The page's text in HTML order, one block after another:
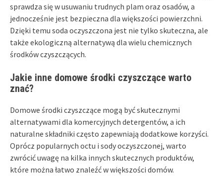
sprawdza się w usuwaniu trudnych plam oraz osadów, a
jednocześnie jest bezpieczna dla większości powierzchni.
Dzięki temu soda oczyszczona jest nie tylko skuteczna, ale
także ekologiczną alternatywą dla wielu chemicznych
środków czyszczących.
Jakie inne domowe środki czyszczące warto
znać?
Domowe środki czyszczące mogą być skutecznymi
alternatywami dla komercyjnych detergentów, a ich
naturalne składniki często zapewniają dodatkowe korzyści.
Oprócz popularnych octu i sody oczyszczonej, warto
zwrócić uwagę na kilka innych skutecznych produktów,
które można łatwo znaleźć w większości domów.